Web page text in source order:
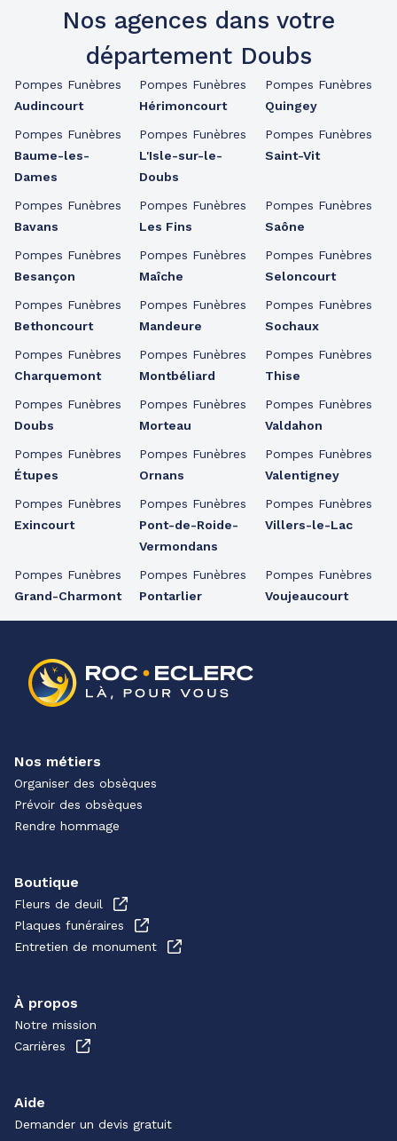
Nos agences dans votre
département Doubs
Pompes Funèbres
Audincourt
Pompes Funèbres
Baume-les-
Dames
Pompes Funèbres
Bavans
Pompes Funèbres
Besançon
Pompes Funèbres
Bethoncourt
Pompes Funèbres
Charquemont
Pompes Funèbres
Doubs
Pompes Funèbres
Étupes
Pompes Funèbres
Exincourt
Pompes Funèbres
Grand-Charmont
Pompes Funèbres
Hérimoncourt
Pompes Funèbres
L'Isle-sur-le-
Doubs
Pompes Funèbres
Les Fins
Pompes Funèbres
Maîche
Pompes Funèbres
Mandeure
Pompes Funèbres
Montbéliard
Pompes Funèbres
Morteau
Pompes Funèbres
Ornans
Pompes Funèbres
Pont-de-Roide-
Vermondans
Pompes Funèbres
Pontarlier
Pompes Funèbres
Quingey
Pompes Funèbres
Saint-Vit
Pompes Funèbres
Saône
Pompes Funèbres
Seloncourt
Pompes Funèbres
Sochaux
Pompes Funèbres
Thise
Pompes Funèbres
Valdahon
Pompes Funèbres
Valentigney
Pompes Funèbres
Villers-le-Lac
Pompes Funèbres
Voujeaucourt
Nos métiers
Organiser des obsèques
Prévoir des obsèques
Rendre hommage
Boutique
Fleurs de deuil
Plaques funéraires
Entretien de monument
À propos
Notre mission
Carrières
Aide
Demander un devis gratuit